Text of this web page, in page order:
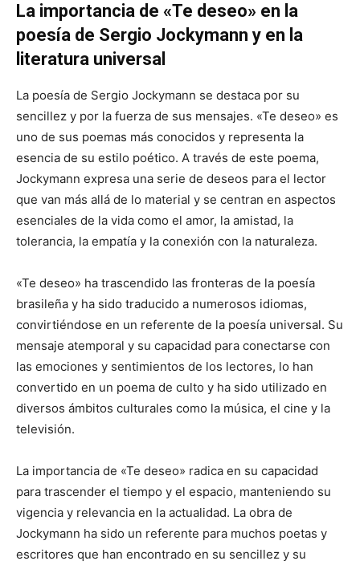
La importancia de «Te deseo» en la
poesía de Sergio Jockymann y en la
literatura universal
La poesía de Sergio Jockymann se destaca por su
sencillez y por la fuerza de sus mensajes. «Te deseo» es
uno de sus poemas más conocidos y representa la
esencia de su estilo poético. A través de este poema,
Jockymann expresa una serie de deseos para el lector
que van más allá de lo material y se centran en aspectos
esenciales de la vida como el amor, la amistad, la
tolerancia, la empatía y la conexión con la naturaleza.
«Te deseo» ha trascendido las fronteras de la poesía
brasileña y ha sido traducido a numerosos idiomas,
convirtiéndose en un referente de la poesía universal. Su
mensaje atemporal y su capacidad para conectarse con
las emociones y sentimientos de los lectores, lo han
convertido en un poema de culto y ha sido utilizado en
diversos ámbitos culturales como la música, el cine y la
televisión.
La importancia de «Te deseo» radica en su capacidad
para trascender el tiempo y el espacio, manteniendo su
vigencia y relevancia en la actualidad. La obra de
Jockymann ha sido un referente para muchos poetas y
escritores que han encontrado en su sencillez y su